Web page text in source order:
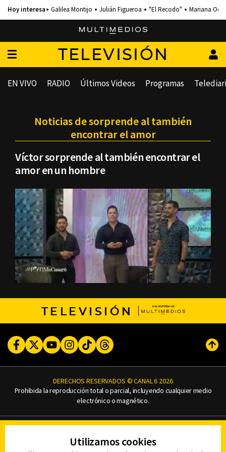
Galilea Montijo Julián Figueroa "El Recodo" Mariana
TELEVISIÓN
EN VIVO RADIO Últimos Videos Programas
Noticias de sorprende al también
encontrar el amor
Víctor sorprende al también encontrar el
amor en un hombre
TELEVISIÓN
FacebookTwitterYoutubeInstagram
TikTokThreads
DERECHOS RESERVADOS © CANAL 6 2026
Prohibida la reproducción total o parcial, incluyendo cualquier medio
electrónico o magnético.
AVISO DE PRIVACIDAD
Utilizamos cookies